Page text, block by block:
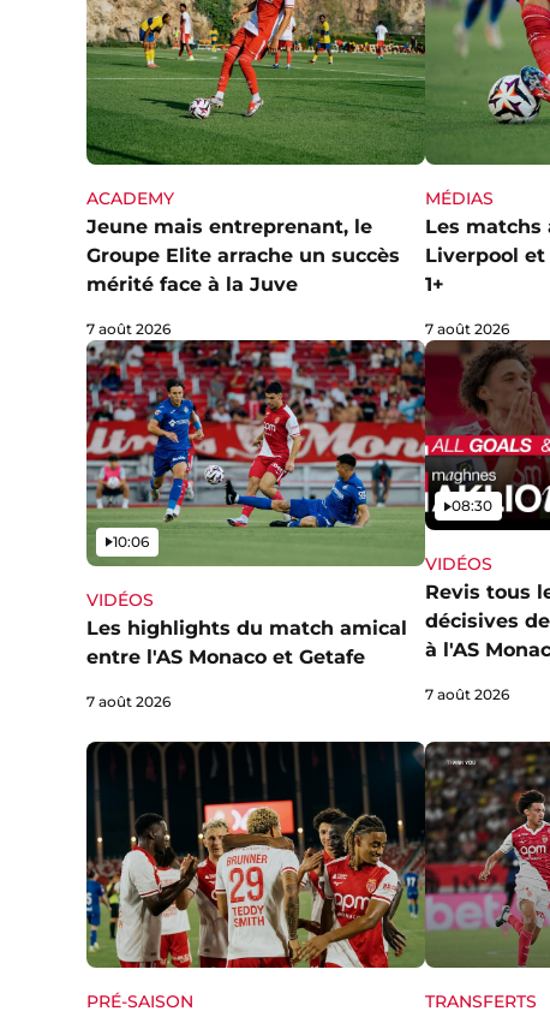
ACADEMY
Jeune mais entreprenant, le
Groupe Elite arrache un succès
mérité face à la Juve
7 août 2026
MÉDIAS
Les matchs
Liverpool
1+
7 août 2026
VIDÉOS
Les highlights du match amical
entre l'AS Monaco et Getafe
Vidéo
10:06
7 août 2026
VIDÉOS
Revis tous
décisives
à l'AS
Vidéo
08:30
7 août 2026
PRÉ-SAISON TRANSFERTS